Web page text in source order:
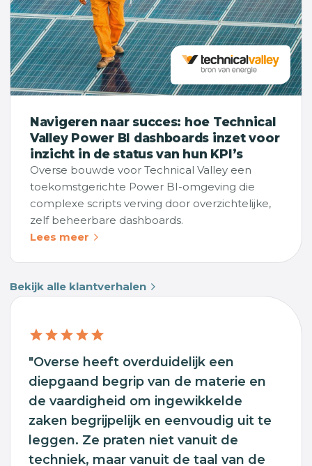
Navigeren naar succes: hoe Technical
Valley Power BI dashboards inzet voor
inzicht in de status van hun KPI’s
Overse bouwde voor Technical Valley een
toekomstgerichte Power BI-omgeving die
complexe scripts verving door overzichtelijke,
zelf beheerbare dashboards.
Lees meer
Bekijk alle klantverhalen
"Overse heeft overduidelijk een
diepgaand begrip van de materie en
de vaardigheid om ingewikkelde
zaken begrijpelijk en eenvoudig uit te
leggen. Ze praten niet vanuit de
techniek, maar vanuit de taal van de